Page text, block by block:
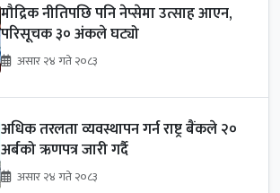
मौद्रिक नीतिपछि पनि नेप्सेमा उत्साह आएन,
परिसूचक ३० अंकले घट्यो
असार २४ गते २०८३
अधिक तरलता व्यवस्थापन गर्न राष्ट्र बैंकले २०
अर्बको ऋणपत्र जारी गर्दै
असार २४ गते २०८३